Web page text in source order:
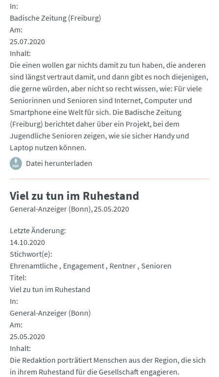
In
Badische Zeitung (Freiburg)
Am
25.07.2020
Inhalt
Die einen wollen gar nichts damit zu tun haben, die anderen
sind längst vertraut damit, und dann gibt es noch diejenigen,
die gerne würden, aber nicht so recht wissen, wie: Für viele
Seniorinnen und Senioren sind Internet, Computer und
Smartphone eine Welt für sich. Die Badische Zeitung
(Freiburg) berichtet daher über ein Projekt, bei dem
Jugendliche Senioren zeigen, wie sie sicher Handy und
Laptop nutzen können.
Datei herunterladen
Viel zu tun im Ruhestand
General-Anzeiger (Bonn) 25.05.2020
Letzte Änderung
14.10.2020
Stichwort(e)
Ehrenamtliche Engagement Rentner Senioren
Titel
Viel zu tun im Ruhestand
In
General-Anzeiger (Bonn)
Am
25.05.2020
Inhalt
Die Redaktion porträtiert Menschen aus der Region, die sich
in ihrem Ruhestand für die Gesellschaft engagieren.